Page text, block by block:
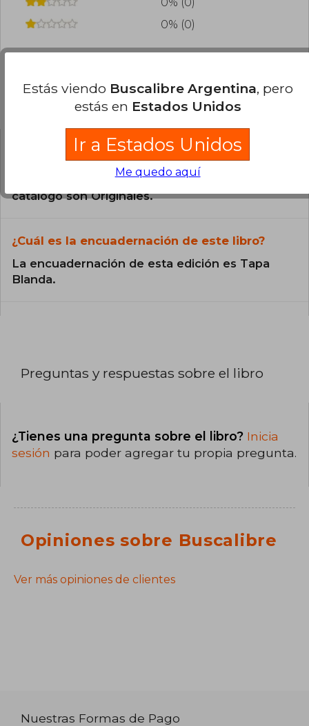
0% (0)
Preguntas frecuentes sobre el libro
¿El libro es original?
Todos los libros de nuestro
catálogo son Originales.
¿Cuál es la encuadernación de este libro?
La encuadernación de esta edición es Tapa
Blanda.
Preguntas y respuestas sobre el libro
¿Tienes una pregunta sobre el libro? Inicia
sesión para poder agregar tu propia pregunta.
Opiniones sobre Buscalibre
Ver más opiniones de clientes
Nuestras Formas de Pago
Estás viendo Buscalibre Argentina, pero
estás en Estados Unidos
Ir a Estados Unidos
Me quedo aquí